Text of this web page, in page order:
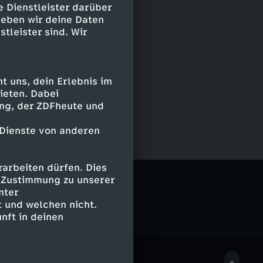
Dienstleister darüber
wir deine Daten
sind. Wir
uns, dein Erlebnis im
Dabei
der ZDFheute und
von anderen
dürfen. Dies
zu unserer
welchen nicht.
in deinen